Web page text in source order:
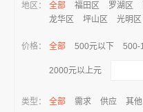
地区： 全部 福田区 罗湖区
龙华区
坪山区 光明区
价格： 全部 500元以下 500-
2000元以上元
类型： 全部 需求 供应 其他